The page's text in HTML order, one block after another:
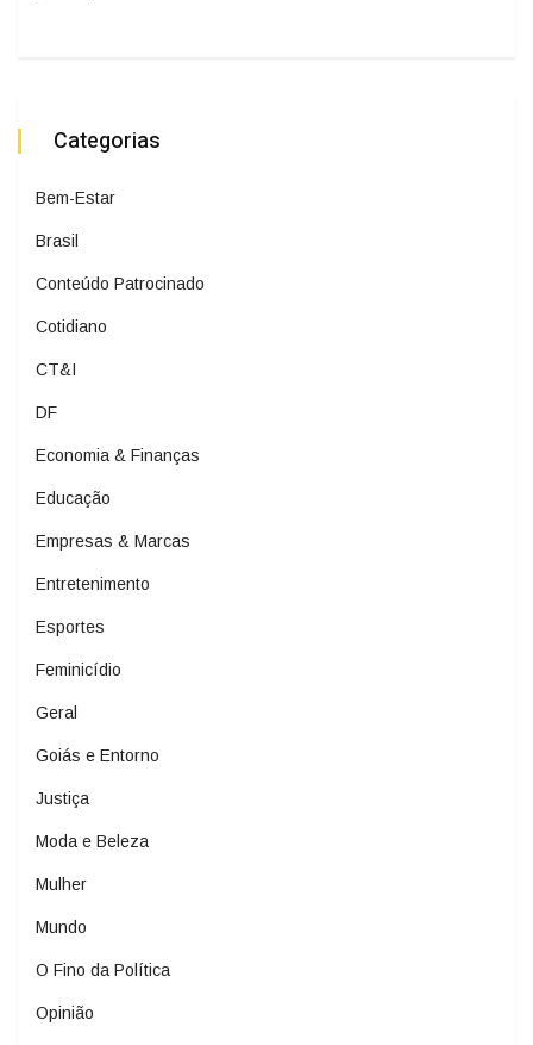
Categorias
Bem-Estar
Brasil
Conteúdo Patrocinado
Cotidiano
CT&I
DF
Economia & Finanças
Educação
Empresas & Marcas
Entretenimento
Esportes
Feminicídio
Geral
Goiás e Entorno
Justiça
Moda e Beleza
Mulher
Mundo
O Fino da Política
Opinião